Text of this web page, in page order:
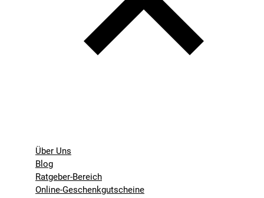
Über Uns
Blog
Ratgeber-Bereich
Online-Geschenkgutscheine